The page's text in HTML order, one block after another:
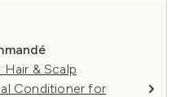
& Scalp
Conditioner for